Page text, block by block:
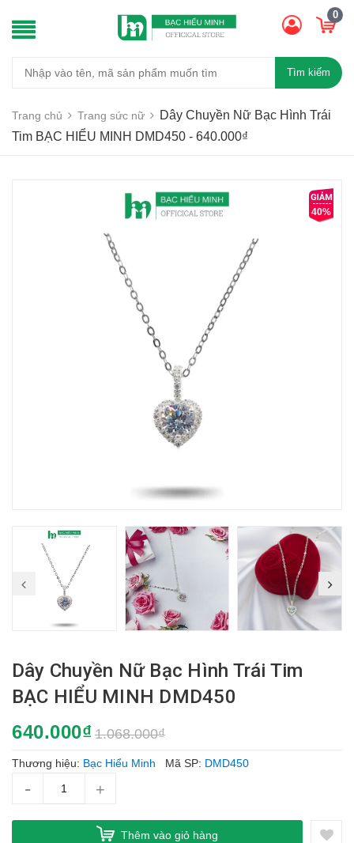
0
Tìm kiếm
Trang chủ Trang sức nữ
Dây Chuyền Nữ Bạc Hình Trái
Tim BẠC HIỂU MINH DMD450 - 640.000₫
40%
Dây Chuyền Nữ Bạc Hình Trái Tim
BẠC HIỂU MINH DMD450
640.000₫ 1.068.000₫
Thương hiệu: Bạc Hiểu Minh Mã SP: DMD450
- +
Thêm vào giỏ hàng